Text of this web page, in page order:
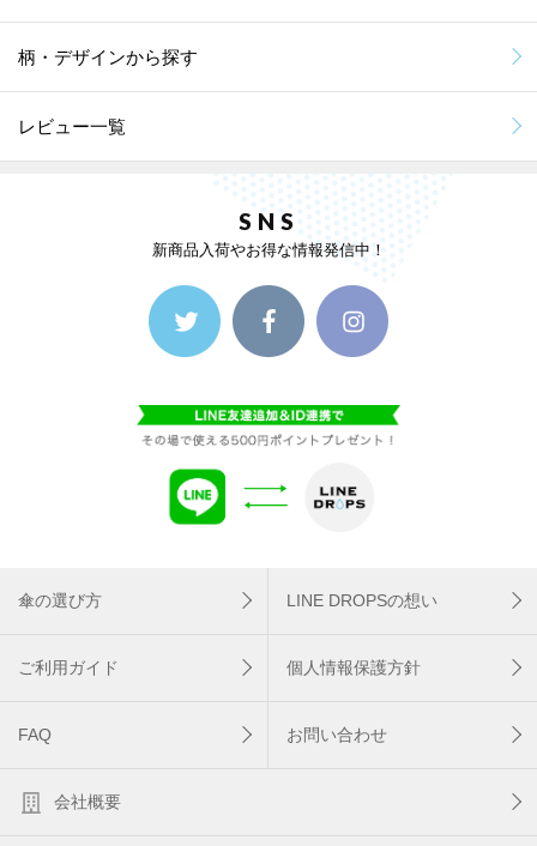
柄・デザインから探す
レビュー一覧
SNS
新商品入荷やお得な情報発信中！
傘の選び方 LINE DROPSの想い
ご利用ガイド 個人情報保護方針
FAQ お問い合わせ
会社概要